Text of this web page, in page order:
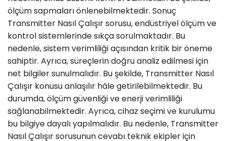
ölçüm sapmaları önlenebilmektedir. Sonuç
Transmitter Nasıl Çalışır sorusu, endüstriyel ölçüm ve
kontrol sistemlerinde sıkça sorulmaktadır. Bu
nedenle, sistem verimliliği açısından kritik bir öneme
sahiptir. Ayrıca, süreçlerin doğru analiz edilmesi için
net bilgiler sunulmalıdır. Bu şekilde, Transmitter Nasıl
Çalışır konusu anlaşılır hâle getirilebilmektedir. Bu
durumda, ölçüm güvenliği ve enerji verimliliği
sağlanabilmektedir. Ayrıca, cihaz seçimi ve kurulumu
bu bilgiye dayalı yapılmalıdır. Bu nedenle, Transmitter
Nasıl Çalışır sorusunun cevabı teknik ekipler için